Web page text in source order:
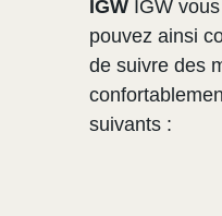
IGW IGW
pouvez ainsi
de suivre des
suivants :